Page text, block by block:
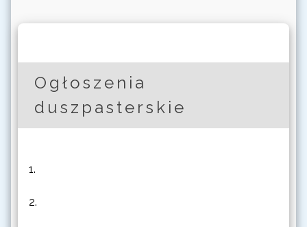
Ogłoszenia
duszpasterskie
1.
2.